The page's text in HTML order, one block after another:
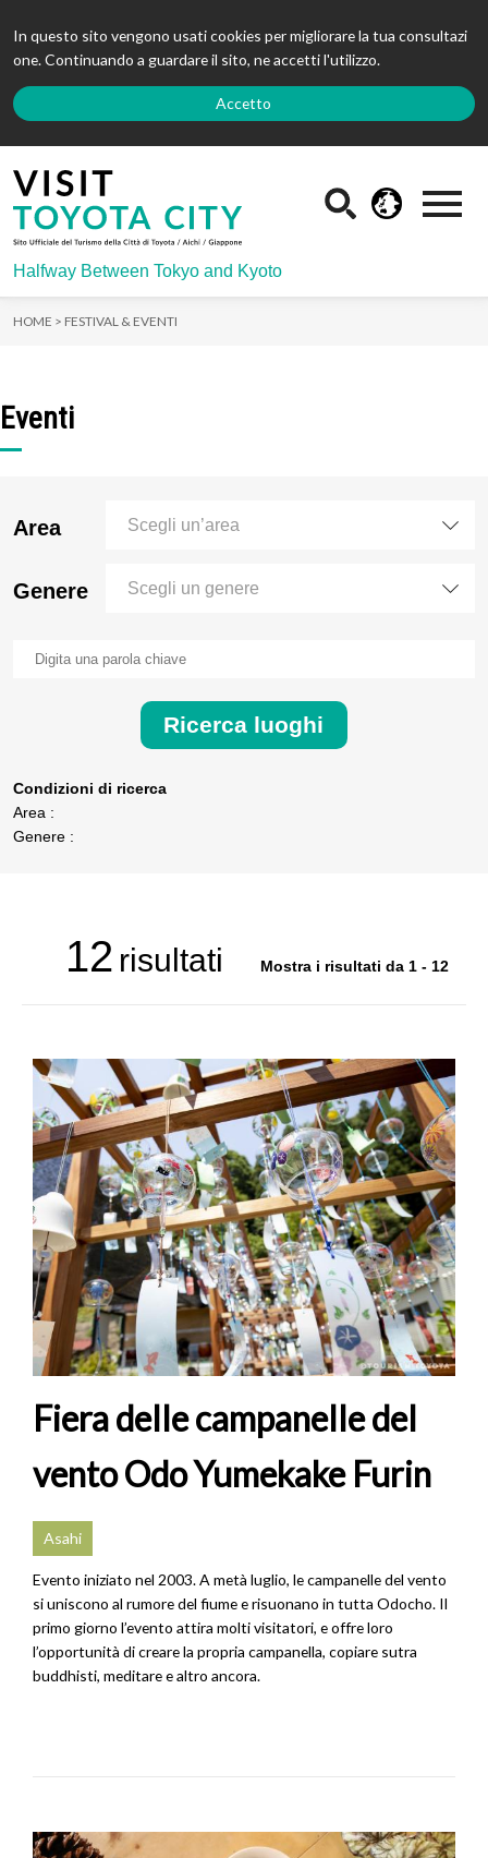
In questo sito vengono usati cookies per migliorare la tua consultazi
one. Continuando a guardare il sito, ne accetti l'utilizzo.
Accetto
Halfway Between Tokyo and Kyoto
HOME > FESTIVAL & EVENTI
Eventi
Area Scegli un’area
Genere Scegli un genere
Ricerca luoghi
Condizioni di ricerca
Area :
Genere :
12 risultati Mostra i risultati da 1 - 12
Fiera delle campanelle del
vento Odo Yumekake Furin
Asahi
Evento iniziato nel 2003. A metà luglio, le campanelle del vento
si uniscono al rumore del fiume e risuonano in tutta Odocho. Il
primo giorno l’evento attira molti visitatori, e offre loro
l’opportunità di creare la propria campanella, copiare sutra
buddhisti, meditare e altro ancora.